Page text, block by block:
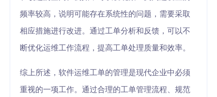
频率较高，说明可能存在系统性的问题，需要采取
相应措施进行改进。通过工单分析和反馈，可以不
断优化运维工作流程，提高工单处理质量和效率。
综上所述，软件运维工单的管理是现代企业中必须
重视的一项工作。通过合理的工单管理流程、规范